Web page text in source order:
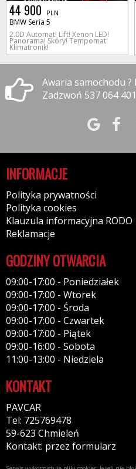
44 900 PLN
BMW Seria 5
2.0D Automat! Lift! Xenon LED!
Panorama! Skóry! Tempomat
Klimatronik!
Awaria samochodu
Zadzwoń 537 064
INFORMACJE
Polityka prywatności
Polityka cookies
Klauzula informacyjna RODO
Reklamacje
GODZINY OTWARCIA
09:00-17:00 - Poniedziałek
09:00-17:00 - Wtorek
09:00-17:00 - Środa
09:00-17:00 - Czwartek
09:00-17:00 - Piątek
09:00-16:00 - Sobota
11:00-13:00 - Niedziela
KONTAKT
PAVCAR
Tel: 725769478
59-623 Chmieleń
Kontakt: przez formularz